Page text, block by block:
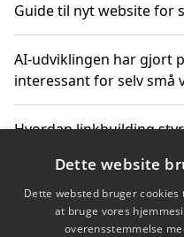
Guide til nyt website for
AI-udviklingen har gjort
interessant for selv små
Hvordan linkbuilding
Sådan har udviklingen
ændret sig
Dette website
Dette websted bruger
at bruge vores
overensstemmelse